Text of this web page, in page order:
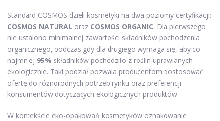
Standard COSMOS dzieli kosmetyki na dwa poziomy certyfikacji:
COSMOS NATURAL oraz COSMOS ORGANIC. Dla pierwszego
nie ustalono minimalnej zawartości składników pochodzenia
organicznego, podczas gdy dla drugiego wymaga się, aby co
najmniej 95% składników pochodziło z roślin uprawianych
ekologicznie. Taki podział pozwala producentom dostosować
ofertę do różnorodnych potrzeb rynku oraz preferencji
konsumentów dotyczących ekologicznych produktów.
W kontekście eko-opakowań kosmetyków oznakowanie